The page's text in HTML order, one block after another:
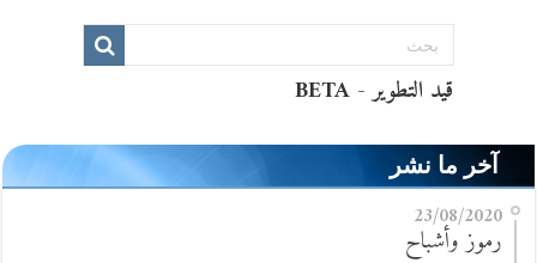
آخر ما نشر
23/08/2020
رموز وأشباح